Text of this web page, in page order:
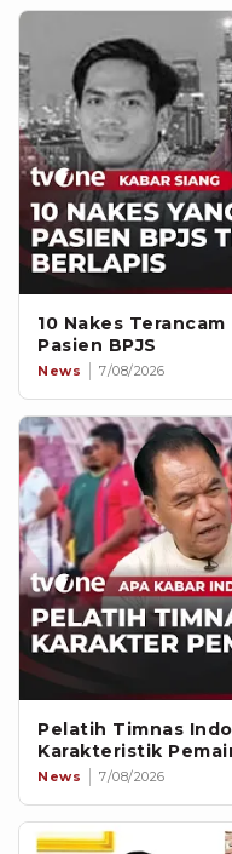
10 Nakes
Pasien BPJS
News 7/08/2026
Pelatih Timnas
Karakteristik
News 7/08/2026